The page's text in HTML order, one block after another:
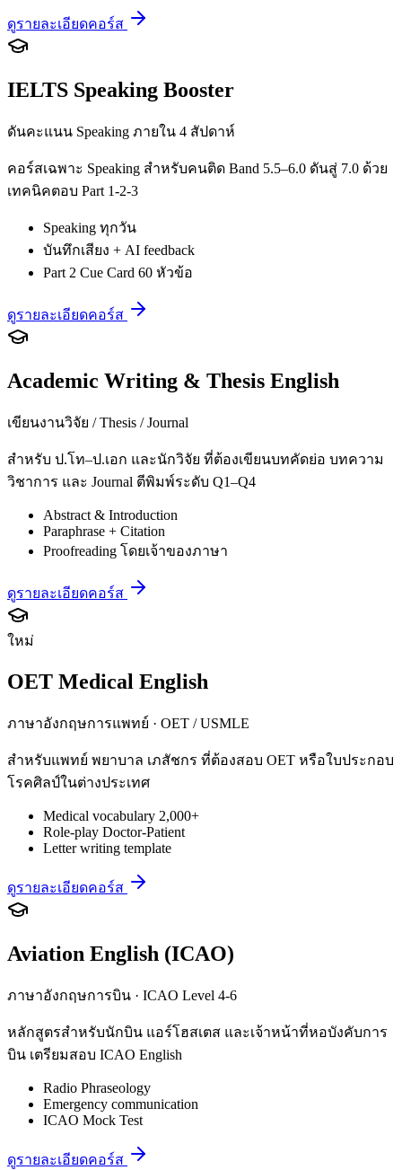
ดูรายละเอียดคอร์ส
IELTS Speaking Booster
ดันคะแนน Speaking ภายใน 4 สัปดาห์
คอร์สเฉพาะ Speaking สำหรับคนติด Band 5.5–6.0 ดันสู่ 7.0 ด้วย
เทคนิคตอบ Part 1-2-3
Speaking ทุกวัน
บันทึกเสียง + AI feedback
Part 2 Cue Card 60 หัวข้อ
ดูรายละเอียดคอร์ส
Academic Writing & Thesis English
เขียนงานวิจัย / Thesis / Journal
สำหรับ ป.โท–ป.เอก และนักวิจัย ที่ต้องเขียนบทคัดย่อ บทความ
วิชาการ และ Journal ตีพิมพ์ระดับ Q1–Q4
Abstract & Introduction
Paraphrase + Citation
Proofreading โดยเจ้าของภาษา
ดูรายละเอียดคอร์ส
ใหม่
OET Medical English
ภาษาอังกฤษการแพทย์ · OET / USMLE
สำหรับแพทย์ พยาบาล เภสัชกร ที่ต้องสอบ OET หรือใบประกอบ
โรคศิลป์ในต่างประเทศ
Medical vocabulary 2,000+
Role-play Doctor-Patient
Letter writing template
ดูรายละเอียดคอร์ส
Aviation English (ICAO)
ภาษาอังกฤษการบิน · ICAO Level 4-6
หลักสูตรสำหรับนักบิน แอร์โฮสเตส และเจ้าหน้าที่หอบังคับการ
บิน เตรียมสอบ ICAO English
Radio Phraseology
Emergency communication
ICAO Mock Test
ดูรายละเอียดคอร์ส